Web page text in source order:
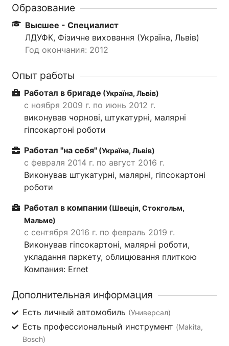
Образование
Высшее - Специалист
ЛДУФК, Фізичне виховання (Україна, Львів)
Год окончания: 2012
Опыт работы
Работал в бригаде (Україна, Львів)
с ноября 2009 г. по июнь 2012 г.
виконував чорнові, штукатурні, малярні
гіпсокартоні роботи
Работал "на себя" (Україна, Львів)
с февраля 2014 г. по август 2016 г.
Виконував штукатурні, малярні, гіпсокартоні
роботи
Работал в компании (Швеція, Стокгольм,
Мальме)
с сентября 2016 г. по февраль 2019 г.
Виконував гіпсокартоні, малярні роботи,
укладання паркету, облицювання плиткою
Компания: Ernet
Дополнительная информация
Есть личный автомобиль (Универсал)
Есть профессиональный инструмент (Makita,
Bosch)